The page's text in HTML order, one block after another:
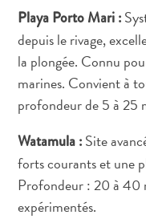
En
route
pour
Curaçao
Se
Culture
de
Curaçao
Images
Playa Porto Mari :
depuis le rivage,
la plongée. Connu
marines. Convient à
profondeur de 5 à 25
Watamula :Site
forts courants et une
Profondeur : 20 à 40
expérimentés.